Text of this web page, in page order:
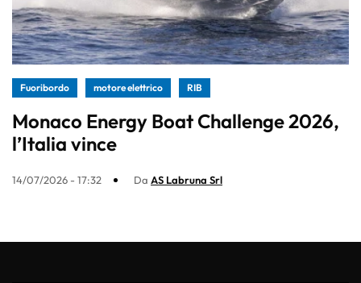
Fuoribordo motore elettrico RIB
Monaco Energy Boat Challenge 2026,
l’Italia vince
14/07/2026 - 17:32 Da AS Labruna Srl